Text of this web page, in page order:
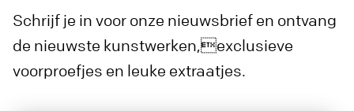
Schrijf je in voor onze nieuwsbrief en ontvang
de nieuwste kunstwerken,exclusieve
voorproefjes en leuke extraatjes.